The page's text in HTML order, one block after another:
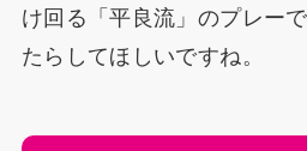
け回る「平良流」のプレー
たらしてほしいですね。